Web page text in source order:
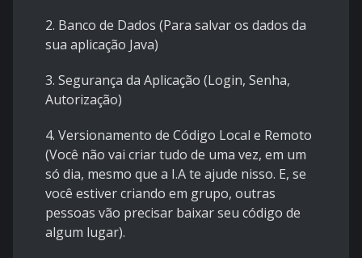
2. Banco de Dados (Para salvar os dados da
sua aplicação Java)
3. Segurança da Aplicação (Login, Senha,
Autorização)
4. Versionamento de Código Local e Remoto
(Você não vai criar tudo de uma vez, em um
só dia, mesmo que a I.A te ajude nisso. E, se
você estiver criando em grupo, outras
pessoas vão precisar baixar seu código de
algum lugar).